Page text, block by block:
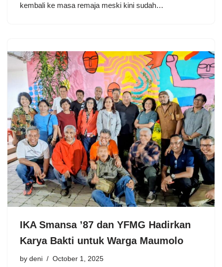
kembali ke masa remaja meski kini sudah…
IKA Smansa ’87 dan YFMG Hadirkan
Karya Bakti untuk Warga Maumolo
by deni October 1, 2025